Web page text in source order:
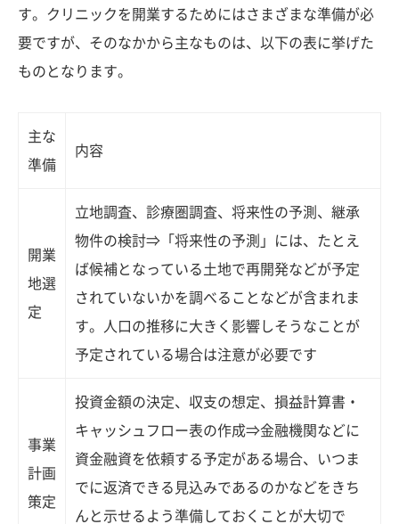
す。クリニックを開業するためにはさまざまな準備が必
要ですが、そのなかから主なものは、以下の表に挙げた
ものとなります。
主な
準備
内容
開業
地選
定
立地調査、診療圏調査、将来性の予測、継承
物件の検討⇒「将来性の予測」には、たとえ
ば候補となっている土地で再開発などが予定
されていないかを調べることなどが含まれま
す。人口の推移に大きく影響しそうなことが
予定されている場合は注意が必要です
事業
計画
策定
投資金額の決定、収支の想定、損益計算書・
キャッシュフロー表の作成⇒金融機関などに
資金融資を依頼する予定がある場合、いつま
でに返済できる見込みであるのかなどをきち
んと示せるよう準備しておくことが大切で